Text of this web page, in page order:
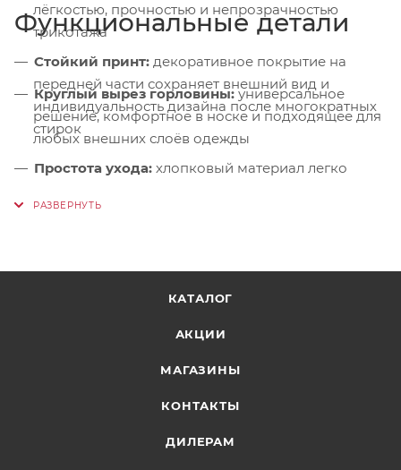
лёгкостью, прочностью и непрозрачностью
трикотажа
Стойкий принт: декоративное покрытие на
передней части сохраняет внешний вид и
индивидуальность дизайна после многократных
стирок
Функциональные детали
Круглый вырез горловины:универсальное
решение, комфортное в носке и подходящее для
любых внешних слоёв одежды
Простота ухода: хлопковый материал легко
многократных стирок
КАТАЛОГ
АКЦИИ
МАГАЗИНЫ
КОНТАКТЫ
ДИЛЕРАМ